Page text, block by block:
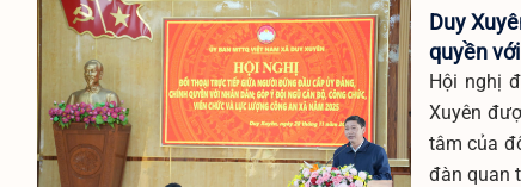
Duy
quyền
Hội nghị
Xuyên
tâm của
đàn quan